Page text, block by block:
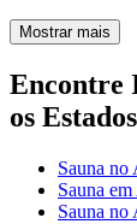
Mostrar mais
Encontre
os Estados
Sauna no
Sauna
Sauna no